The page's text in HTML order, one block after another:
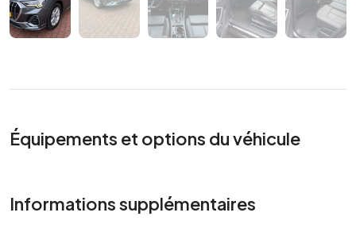
Équipements et options du véhicule
Informations supplémentaires